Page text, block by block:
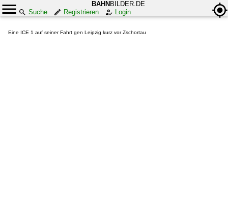
BAHN BILDER.DE
Suche
Registrieren Login
Eine ICE 1 auf seiner Fahrt gen Leipzig kurz vor Zschortau